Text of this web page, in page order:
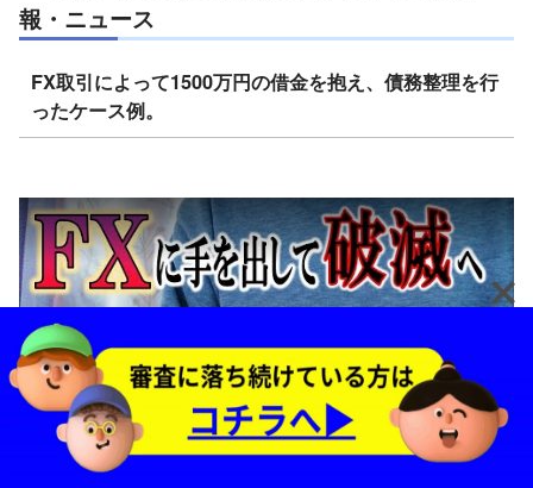
報・ニュース
FX取引によって1500万円の借金を抱え、債務整理を行
ったケース例。